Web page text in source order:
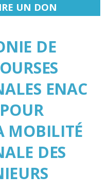
UN DON
DE
ENAC
MOBILITÉ
DES